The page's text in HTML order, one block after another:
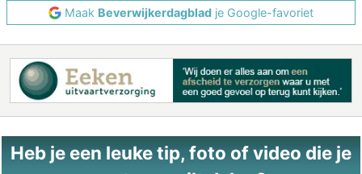
Maak Beverwijkerdagblad je Google-favoriet
Heb je een leuke tip, foto of video die je